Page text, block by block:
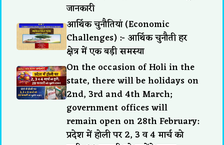
जानकारी
आर्थिक चुनौतियां (Economic
Challenges) :- आर्थिक चुनौती हर
क्षेत्र में एक बड़ी समस्या
On the occasion of Holi in the
state, there will be holidays on
2nd, 3rd and 4th March;
government offices will
remain open on 28th February:
प्रदेश में होली पर 2, 3 व 4 मार्च को